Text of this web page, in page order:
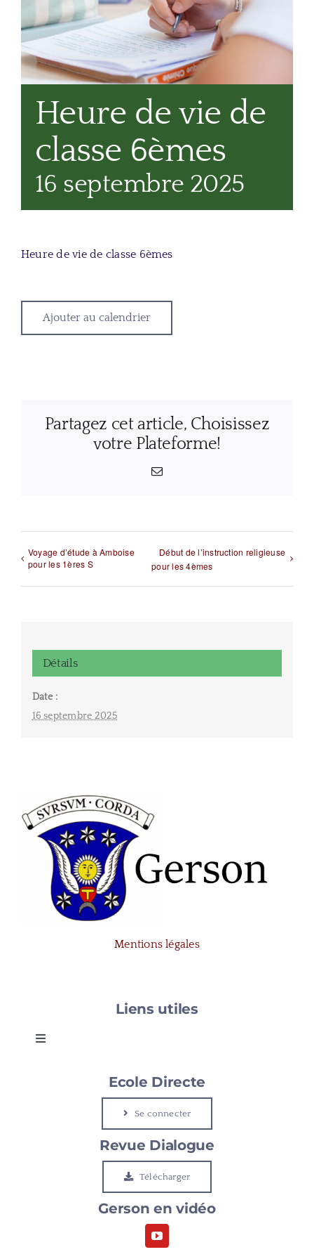
Heure de vie de
classe 6èmes
16 septembre 2025
Heure de vie de classe 6èmes
Ajouter au calendrier
Partagez cet article, Choisissez
votre Plateforme!
Email
Voyage d’étude à Amboise
pour les 1ères S
Début de l’instruction religieuse
pour les 4èmes
Détails
Date :
16 septembre 2025
Mentions légales
Liens utiles
Toggle
Rejoindre Gerson
Ecole Directe
Se connecter
Revue Dialogue
Télécharger
Gerson en vidéo